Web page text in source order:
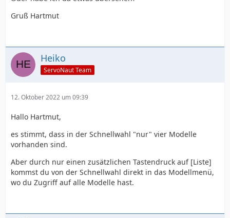
Gruß Hartmut
Heiko
ServoNaut Team
12. Oktober 2022 um 09:39
Hallo Hartmut,
es stimmt, dass in der Schnellwahl "nur" vier Modelle
vorhanden sind.
Aber durch nur einen zusätzlichen Tastendruck auf [Liste]
kommst du von der Schnellwahl direkt in das Modellmenü,
wo du Zugriff auf alle Modelle hast.